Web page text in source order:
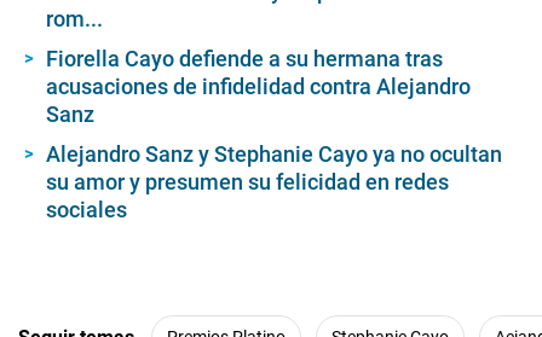
rom...
Fiorella Cayo defiende a su hermana tras
acusaciones de infidelidad contra Alejandro
Sanz
Alejandro Sanz y Stephanie Cayo ya no ocultan
su amor y presumen su felicidad en redes
sociales